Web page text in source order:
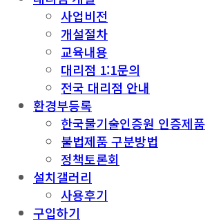
사업비전
개설절차
교육내용
대리점 1:1문의
전국 대리점 안내
환경부등록
한국물기술인증원 인증제품
불법제품 구분방법
정책토론회
설치갤러리
사용후기
구입하기